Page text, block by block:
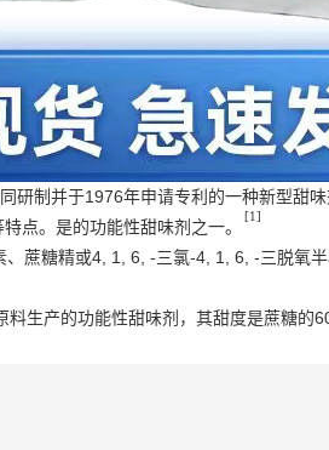
研制并于1976年申请专利的一种新型甜
点。是的功能性甜味剂之一。
[1]
蔗糖精或4, 1, 6, -三氯-4, 1, 6, -三脱氧
料生产的功能性甜味剂，其甜度是蔗糖的